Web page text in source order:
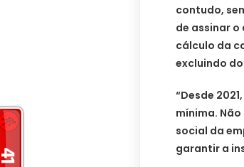
contudo,
de assinar
cálculo da
excluindo
“Desde
mínima.
social da
garantir a